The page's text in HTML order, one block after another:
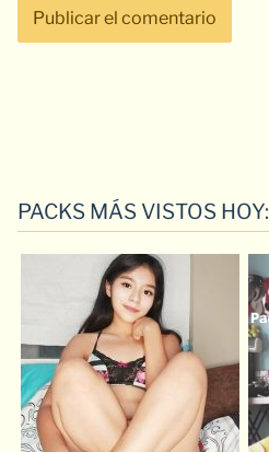
PACKS MÁS VISTOS HOY: